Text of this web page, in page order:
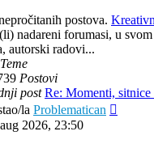
nadareni forumasi, u
autorski radovi...
Teme
Postovi
post Re: Momenti, sitnice
la Problematican
2026, 23:50